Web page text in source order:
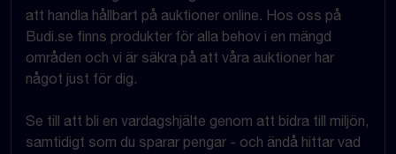
att handla hållbart på auktioner online. Hos oss på
Budi.se finns produkter för alla behov i en mängd
områden och vi är säkra på att våra auktioner har
något just för dig.
Se till att bli en vardagshjälte genom att bidra till miljön,
samtidigt som du sparar pengar - och ändå hittar vad